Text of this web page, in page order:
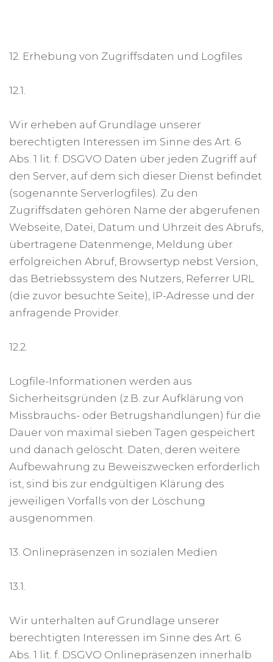
12. Erhebung von Zugriffsdaten und Logfiles
12.1.
Wir erheben auf Grundlage unserer
berechtigten Interessen im Sinne des Art. 6
Abs. 1 lit. f. DSGVO Daten über jeden Zugriff auf
den Server, auf dem sich dieser Dienst befindet
(sogenannte Serverlogfiles). Zu den
Zugriffsdaten gehören Name der abgerufenen
Webseite, Datei, Datum und Uhrzeit des Abrufs,
übertragene Datenmenge, Meldung über
erfolgreichen Abruf, Browsertyp nebst Version,
das Betriebssystem des Nutzers, Referrer URL
(die zuvor besuchte Seite), IP-Adresse und der
anfragende Provider.
12.2.
Logfile-Informationen werden aus
Sicherheitsgründen (z.B. zur Aufklärung von
Missbrauchs- oder Betrugshandlungen) für die
Dauer von maximal sieben Tagen gespeichert
und danach gelöscht. Daten, deren weitere
Aufbewahrung zu Beweiszwecken erforderlich
ist, sind bis zur endgültigen Klärung des
jeweiligen Vorfalls von der Löschung
ausgenommen.
13. Onlinepräsenzen in sozialen Medien
13.1.
Wir unterhalten auf Grundlage unserer
berechtigten Interessen im Sinne des Art. 6
Abs. 1 lit. f. DSGVO Onlinepräsenzen innerhalb